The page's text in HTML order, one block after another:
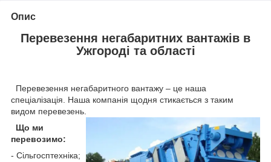
Опис
Перевезення негабаритних вантажів в
Ужгороді та області
Перевезення негабаритного вантажу – це наша
спеціалізація. Наша компанія щодня стикається з таким
видом перевезень.
Що ми
перевозимо:
- Сільгосптехніка;